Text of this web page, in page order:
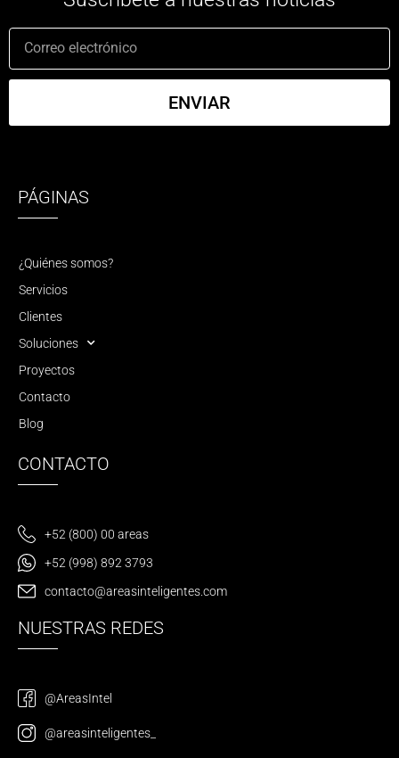
ENVIAR
PÁGINAS
¿Quiénes somos?
Servicios
Clientes
Soluciones
Proyectos
Contacto
Blog
CONTACTO
+52 (800) 00 areas
+52 (998) 892 3793
contacto@areasinteligentes.com
NUESTRAS REDES
@AreasIntel
@areasinteligentes_